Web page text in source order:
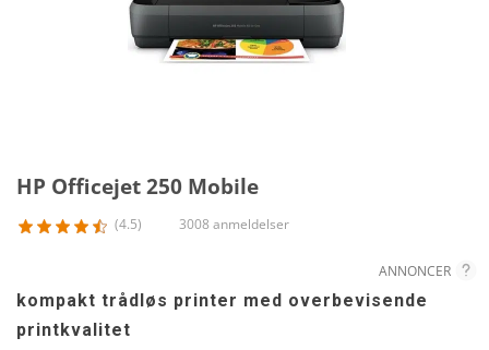
HP Officejet 250 Mobile
(4.5) 3008 anmeldelser
ANNONCER
kompakt trådløs printer med overbevisende
printkvalitet